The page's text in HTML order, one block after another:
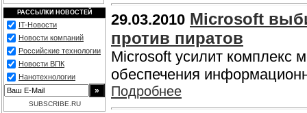
РАССЫЛКИ НОВОСТЕЙ
IT-Новости
Новости компаний
Российские технологии
Новости ВПК
Нанотехнологии
SUBSCRIBE.RU
29.03.2010 Microsoft
против пиратов
Microsoft усилит комплекс
обеспечения
Подробнее